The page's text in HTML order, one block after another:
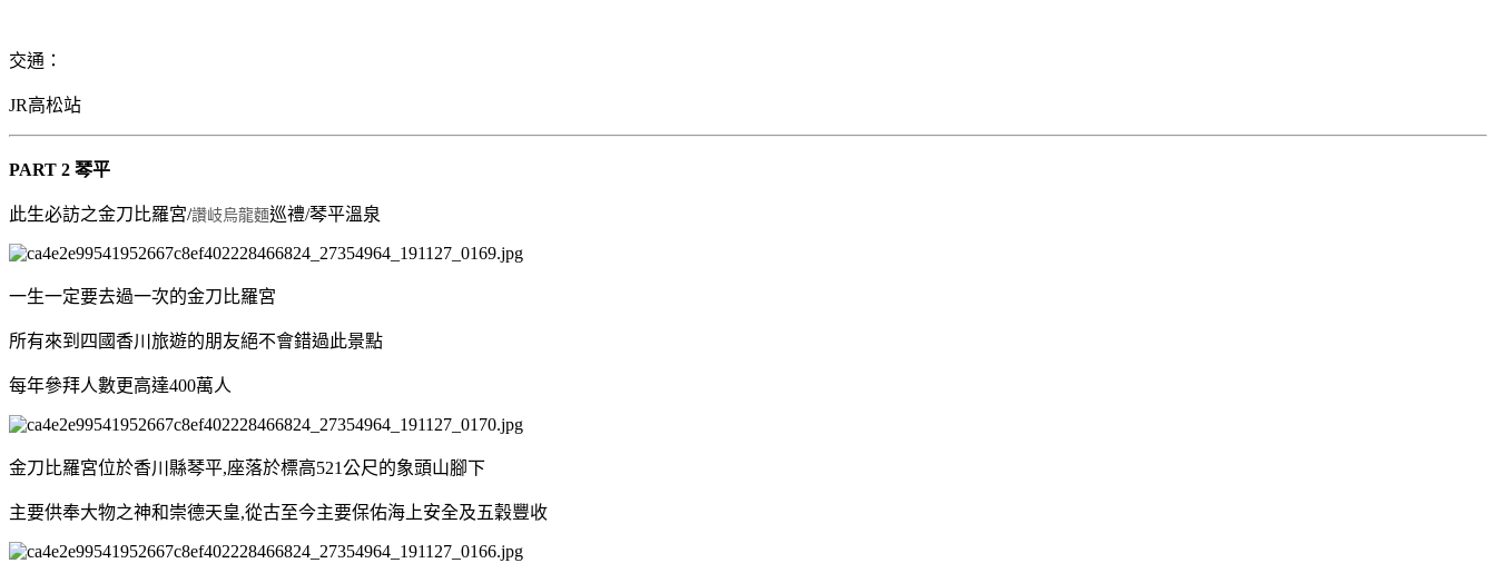
交通：
JR高松站
PART 2 琴平
此生必訪之金刀比羅宮/讚岐烏龍麵巡禮/琴平溫泉
一生一定要去過一次的金刀比羅宮
所有來到四國香川旅遊的朋友絕不會錯過此景點
每年參拜人數更高達400萬人
金刀比羅宮位於香川縣琴平,座落於標高521公尺的象頭山腳下
主要供奉大物之神和崇德天皇,從古至今主要保佑海上安全及五穀豐收